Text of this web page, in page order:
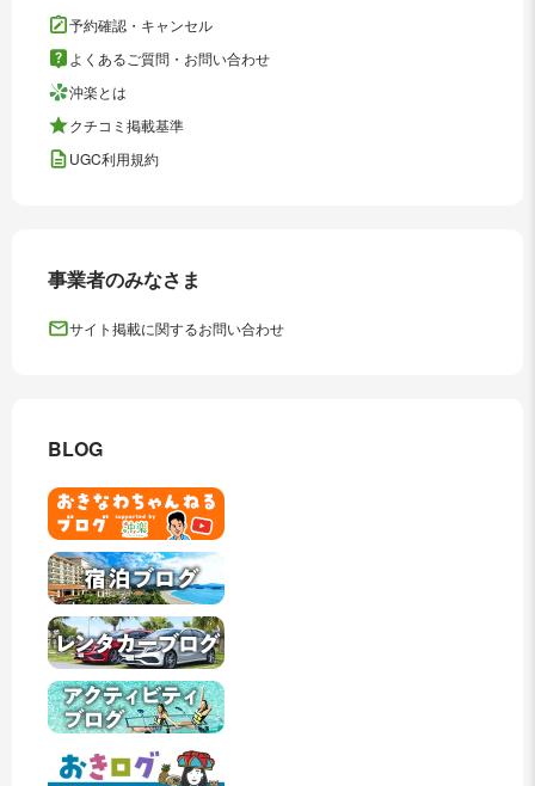
予約確認・キャンセル
よくあるご質問・お問い合わせ
沖楽とは
クチコミ掲載基準
UGC利用規約
事業者のみなさま
サイト掲載に関するお問い合わせ
BLOG